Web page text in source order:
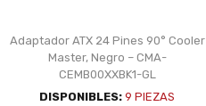
Adaptador ATX 24 Pines 90° Cooler
Master, Negro – CMA-
CEMB00XXBK1-GL
DISPONIBLES: 9 PIEZAS